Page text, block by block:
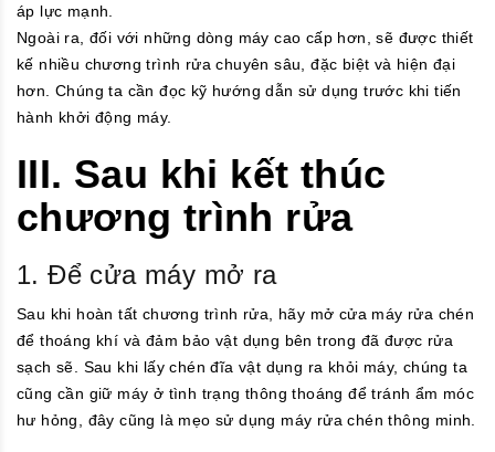
áp lực mạnh.
Ngoài ra, đối với những dòng máy cao cấp hơn, sẽ được thiết
kế nhiều chương trình rửa chuyên sâu, đặc biệt và hiện đại
hơn. Chúng ta cần đọc kỹ hướng dẫn sử dụng trước khi tiến
hành khởi động máy.
III. Sau khi kết thúc
chương trình rửa
1. Để cửa máy mở ra
Sau khi hoàn tất chương trình rửa, hãy mở cửa máy rửa chén
để thoáng khí và đảm bảo vật dụng bên trong đã được rửa
sạch sẽ. Sau khi lấy chén đĩa vật dụng ra khỏi máy, chúng ta
cũng cần giữ máy ở tình trạng thông thoáng để tránh ẩm móc
hư hỏng, đây cũng là mẹo sử dụng máy rửa chén thông minh.